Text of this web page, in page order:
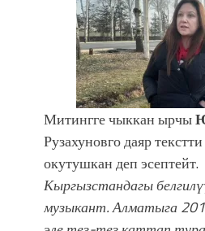
Митингге чыккан ырчы
Рузахуновго даяр
окутушкан деп
Кыргызстандагы
музыкант. Алматыга